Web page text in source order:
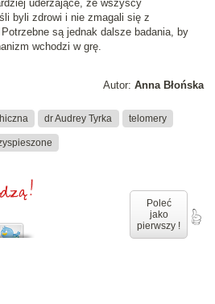
uderzające, że wszyscy
byli zdrowi i nie zmagali się z
są jednak dalsze badania, by
wchodzi w grę.
Autor: Anna Błońska
dr Audrey Tyrka telomery
Poleć
jako
pierwszy !